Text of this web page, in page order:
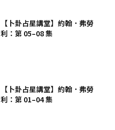
【卜卦占星講堂】約翰．弗勞
利：第 05–08 集
【卜卦占星講堂】約翰．弗勞
利：第 01–04 集